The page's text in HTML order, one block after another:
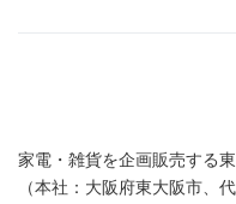
家電・雑貨を企画販売する
（本社：大阪府東大阪市、